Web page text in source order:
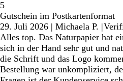
5
Gutschein im Postkartenformat
29. Juli 2026 | Michaela P. |
Alles top. Das Naturpapier hat
sich in der Hand sehr gut und
die Schrift und das Logo
Bestellung war unkompliziert,